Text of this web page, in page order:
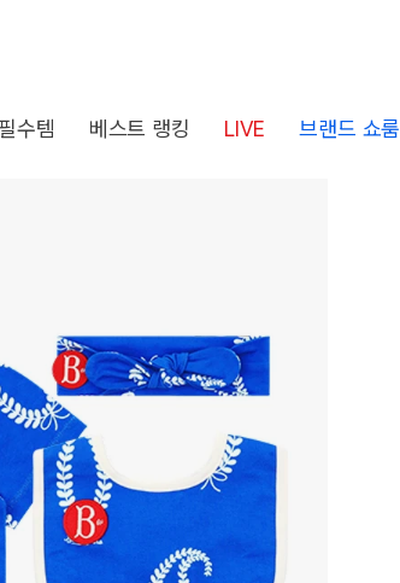
수템 베스트 랭킹 LIVE 브랜드 쇼룸